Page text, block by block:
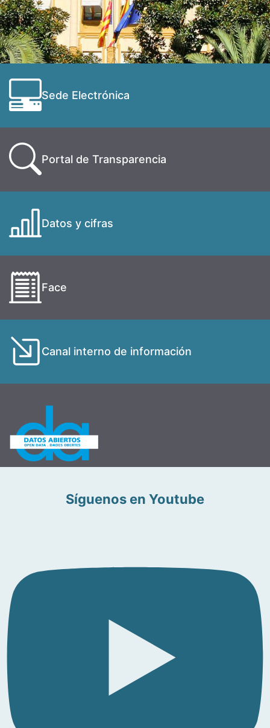
Sede Electrónica
Portal de Transparencia
Datos y cifras
Face
Canal interno de información
Síguenos en Youtube